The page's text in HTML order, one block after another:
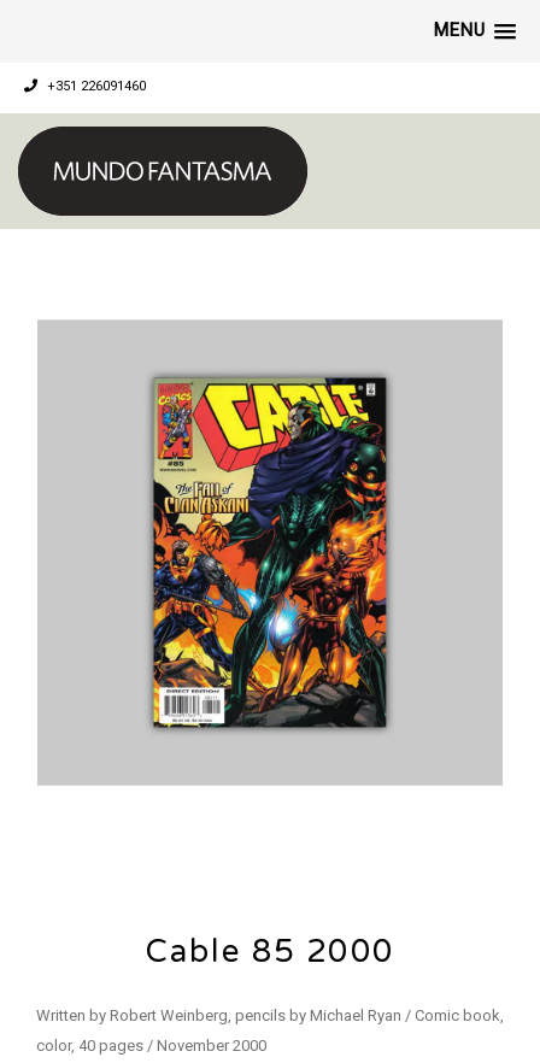
MENU
+351 226091460
Cable 85 2000
Written by Robert Weinberg, pencils by Michael Ryan / Comic book,
color, 40 pages / November 2000